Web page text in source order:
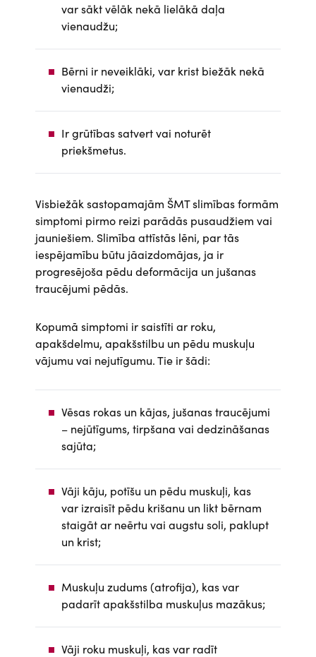
var sākt vēlāk nekā lielākā daļa
vienaudžu;
Bērni ir neveiklāki, var krist biežāk nekā
vienaudži;
Ir grūtības satvert vai noturēt
priekšmetus.
Visbiežāk sastopamajām ŠMT slimības formām
simptomi pirmo reizi parādās pusaudžiem vai
jauniešiem. Slimība attīstās lēni, par tās
iespējamību būtu jāaizdomājas, ja ir
progresējoša pēdu deformācija un jušanas
traucējumi pēdās.
Kopumā simptomi ir saistīti ar roku,
apakšdelmu, apakšstilbu un pēdu muskuļu
vājumu vai nejutīgumu. Tie ir šādi:
Vēsas rokas un kājas, jušanas traucējumi
– nejūtīgums, tirpšana vai dedzināšanas
sajūta;
Vāji kāju, potīšu un pēdu muskuļi, kas
var izraisīt pēdu krišanu un likt bērnam
staigāt ar neērtu vai augstu soli, paklupt
un krist;
Muskuļu zudums (atrofija), kas var
padarīt apakšstilba muskuļus mazākus;
Vāji roku muskuļi, kas var radīt